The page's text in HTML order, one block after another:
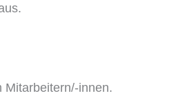
Mitarbeitern/-innen.